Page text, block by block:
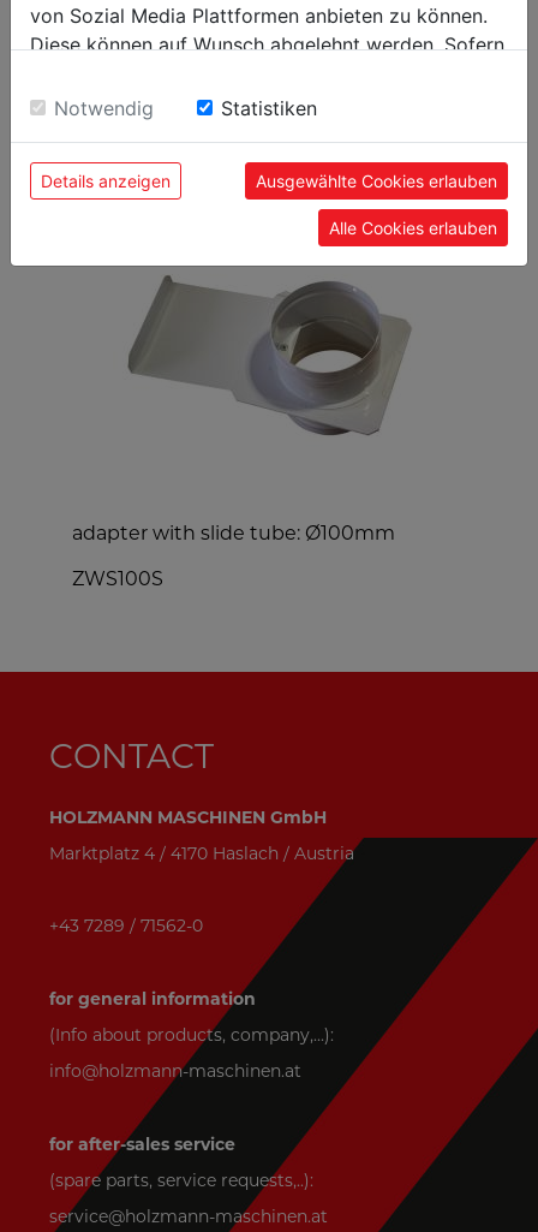
EAN code
9120058374647
POPULAR PRODUCTS
adapter with slide tube: Ø100mm
ZWS100S
CONTACT
HOLZMANN MASCHINEN GmbH
Marktplatz 4 / 4170 Haslach / Austria
+43 7289 / 71562-0
for general information
(Info about products, company,...):
info@holzmann-maschinen.at
for after-sales service
(spare parts, service requests,..):
service@holzmann-maschinen.at
von Sozial Media Plattformen anbieten zu können.
Diese können auf Wunsch abgelehnt werden. Sofern
Einwilligung zu unseren Cookies.
Notwendig Statistiken
Details anzeigen Ausgewählte Cookies erlauben
Alle Cookies erlauben